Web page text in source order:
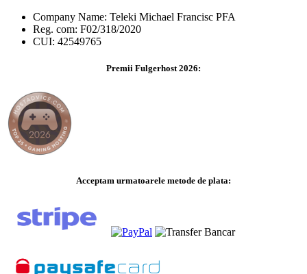
Company Name: Teleki Michael Francisc PFA
Reg. com: F02/318/2020
CUI: 42549765
Premii Fulgerhost 2026:
Acceptam urmatoarele metode de plata: